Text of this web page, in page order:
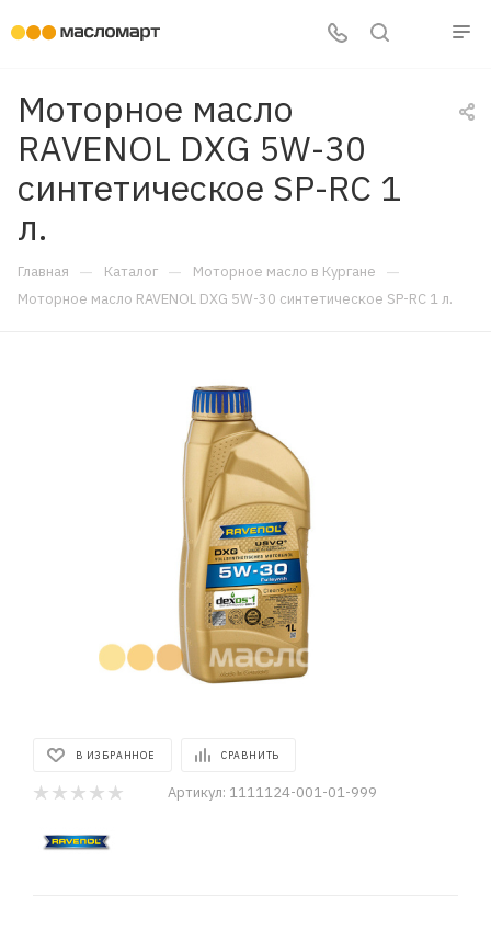
Моторное масло
RAVENOL DXG 5W-30
синтетическое SP-RC 1
л.
Главная — Каталог — Моторное масло в Кургане —
Моторное масло RAVENOL DXG 5W-30 синтетическое SP-RC 1 л.
В ИЗБРАННОЕ СРАВНИТЬ
Артикул: 1111124-001-01-999